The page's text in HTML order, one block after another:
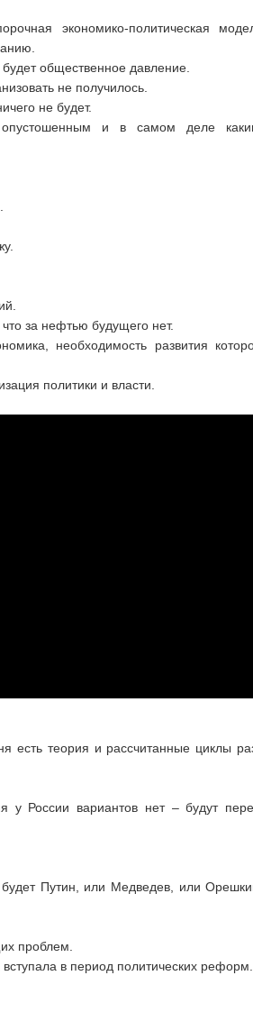
экономико-политическая
общественное давление.
не получилось.
не будет.
и в самом деле
за нефтью будущего нет.
необходимость развития
политики и власти.
теория и рассчитанные циклы
у России вариантов нет – будут
Путин, или Медведев, или
проблем.
в период политических реформ.